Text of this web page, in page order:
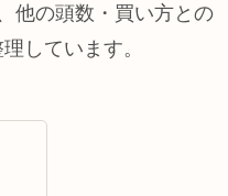
他の頭数・買い方との
しています。